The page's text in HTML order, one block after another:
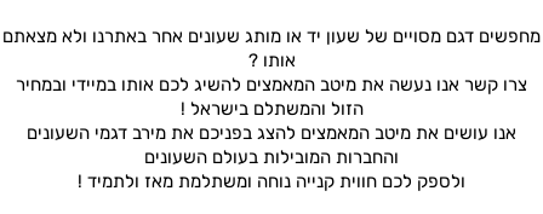
מחפשים דגם מסויים של שעון יד או מותג שעונים אחר באתרנו ולא מצאתם
אותו ?
צרו קשר אנו נעשה את מיטב המאמצים להשיג לכם אותו במיידי ובמחיר
הזול והמשתלם בישראל !
אנו עושים את מיטב המאמצים להצג בפניכם את מירב דגמי השעונים
והחברות המובילות בעולם השעונים
ולספק לכם חווית קנייה נוחה ומשתלמת מאז ולתמיד !